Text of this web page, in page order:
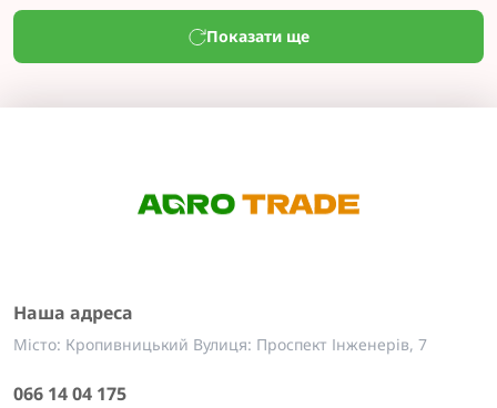
Показати ще
Наша адреса
Місто: Кропивницький Вулиця: Проспект Інженерів, 7
066 14 04 175